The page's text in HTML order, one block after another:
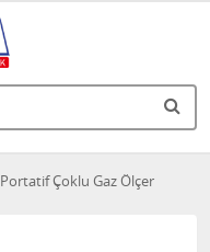
Portatif Çoklu Gaz Ölçer